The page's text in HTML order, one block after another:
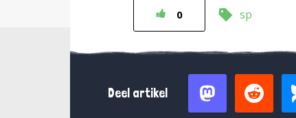
0 sp
Deel artikel